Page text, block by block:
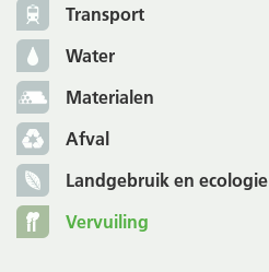
Transport
Water
Materialen
Afval
Landgebruik en ecologie
Vervuiling